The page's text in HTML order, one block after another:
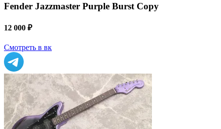
Fender Jazzmaster Purple Burst Copy
12 000 ₽
Смотреть в вк